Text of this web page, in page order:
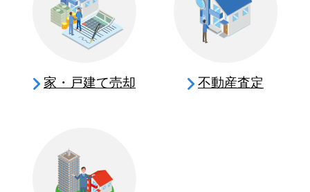
家・戸建て売却 不動産査定